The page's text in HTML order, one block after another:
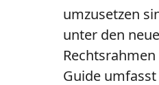
umzusetzen
unter den
Guide